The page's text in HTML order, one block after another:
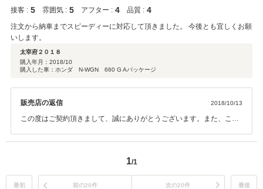
接客 : 5 雰囲気 : 5 アフター : 4 品質 : 4
注文から納車までスピーディーに対応して頂きました。 今後とも宜しくお願
いします。
太宰府２０１８
購入年月： 2018/10
購入した車：ホンダ N-WGN 660 G Aパッケージ
販売店の返信 2018/10/13
この度はご契約頂きまして、誠にありがとうございます。また、この
車の調子はいかがでしょうか？何か御座いたらご連絡下さい。 またぜ
1/1
最初 前の20件 次の20件 最後